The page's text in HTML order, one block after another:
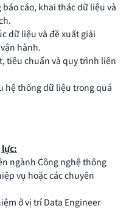
cáo, khai thác dữ liệu và
dữ liệu và đề xuất giải
hành.
tiêu chuẩn và quy trình liên
hệ thống dữ liệu trong quá
lực:
ngành Công nghệ thông
vụ hoặc các chuyên
ở vị trí Data Engineer